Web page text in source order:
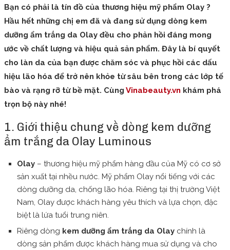
Bạn có phải là tín đồ của thương hiệu mỹ phẩm Olay ?
Hầu hết những chị em đã và đang sử dụng dòng kem
dưỡng ẩm trắng da Olay đều cho phản hồi đáng mong
ước về chất lượng và hiệu quả sản phẩm. Đây là bí quyết
cho làn da của bạn được chăm sóc và phục hồi các dấu
hiệu lão hóa để trở nên khỏe từ sâu bên trong các lớp tế
bào và rạng rỡ từ bề mặt. Cùng Vinabeauty.vn khám phá
trọn bộ này nhé!
1. Giới thiệu chung về dòng kem dưỡng
ẩm trắng da Olay Luminous
Olay – thương hiệu mỹ phẩm hàng đầu của Mỹ có cơ sở
sản xuất tại nhều nước. Mỹ phẩm Olay nổi tiếng với các
dòng dưỡng da, chống lão hóa. Riêng tại thị trường Việt
Nam, Olay được khách hàng yêu thích và lựa chọn, đặc
biệt là lứa tuổi trung niên.
Riêng dòng kem dưỡng ẩm trắng da Olay chính là
dòng sản phẩm được khách hàng mua sử dụng và cho